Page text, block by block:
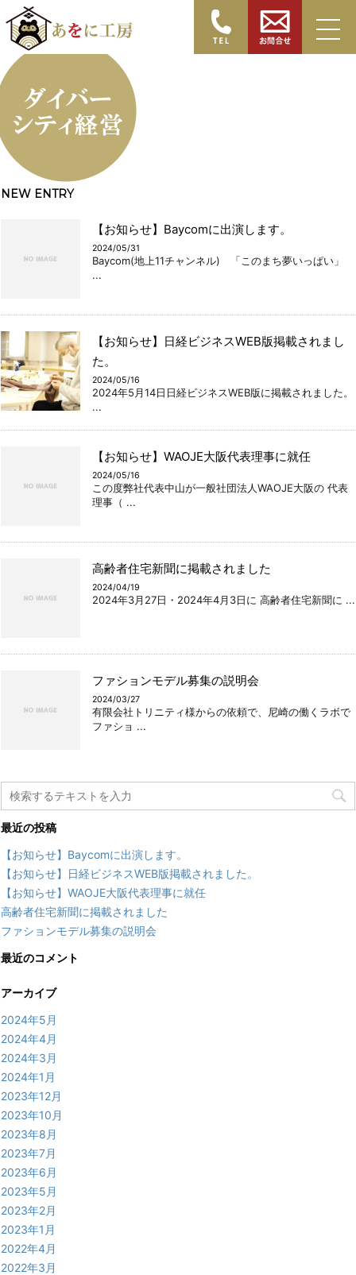
HOME>あをに工房とは> about_nagare11
NEW ENTRY
【お知らせ】Baycomに出演します。
2024/05/31
Baycom(地上11チャンネル) 「このまち夢いっぱい」
...
【お知らせ】日経ビジネスWEB版掲載されまし
た。
2024/05/16
2024年5月14日日経ビジネスWEB版に掲載されました。
...
【お知らせ】WAOJE大阪代表理事に就任
2024/05/16
この度弊社代表中山が一般社団法人WAOJE大阪の 代表
理事（ ...
高齢者住宅新聞に掲載されました
2024/04/19
2024年3月27日・2024年4月3日に 高齢者住宅新聞に ...
ファションモデル募集の説明会
2024/03/27
有限会社トリニティ様からの依頼で、尼崎の働くラボで
ファショ ...
最近の投稿
【お知らせ】Baycomに出演します。
【お知らせ】日経ビジネスWEB版掲載されました。
【お知らせ】WAOJE大阪代表理事に就任
高齢者住宅新聞に掲載されました
ファションモデル募集の説明会
最近のコメント
アーカイブ
2024年5月
2024年4月
2024年3月
2024年1月
2023年12月
2023年10月
2023年8月
2023年7月
2023年6月
2023年5月
2023年2月
2023年1月
2022年4月
2022年3月